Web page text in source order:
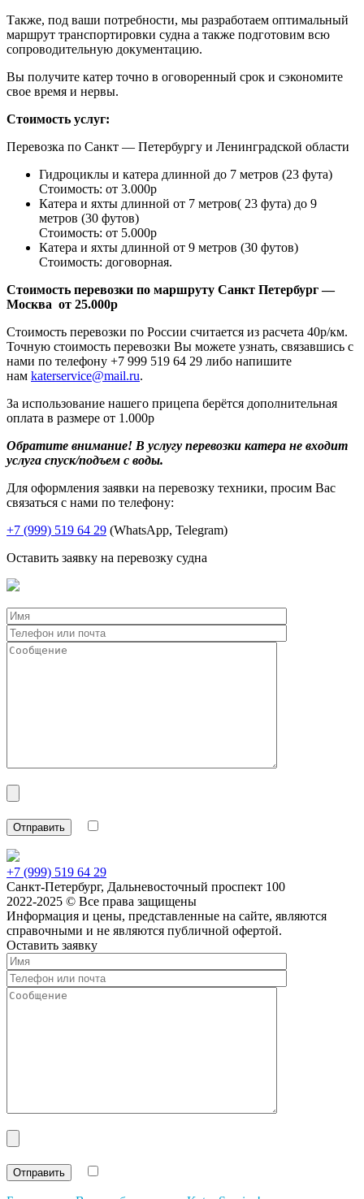
Также, под ваши потребности, мы разработаем оптимальный
маршрут транспортировки судна а также подготовим всю
сопроводительную документацию.
Вы получите катер точно в оговоренный срок и сэкономите
свое время и нервы.
Стоимость услуг:
Перевозка по Санкт — Петербургу и Ленинградской области
Гидроциклы и катера длинной до 7 метров (23 фута)
Стоимость: от 3.000р
Катера и яхты длинной от 7 метров( 23 фута) до 9
метров (30 футов)
Стоимость: от 5.000р
Катера и яхты длинной от 9 метров (30 футов)
Стоимость: договорная.
Стоимость перевозки по маршруту Санкт Петербург —
Москва от 25.000р
Стоимость перевозки по России считается из расчета 40р/км.
Точную стоимость перевозки Вы можете узнать, связавшись с
нами по телефону +7 999 519 64 29 либо напишите
нам katerservice@mail.ru.
За использование нашего прицепа берётся дополнительная
оплата в размере от 1.000р
Обратите внимание! В услугу перевозки катера не входит
услуга спуск/подъем с воды.
Для оформления заявки на перевозку техники, просим Вас
связаться с нами по телефону:
+7 (999) 519 64 29 (WhatsApp, Telegram)
Оставить заявку на перевозку судна
+7 (999) 519 64 29
Санкт-Петербург, Дальневосточный проспект 100
2022-2025 © Все права защищены
Информация и цены, представленные на сайте, являются
справочными и не являются публичной офертой.
Оставить заявку